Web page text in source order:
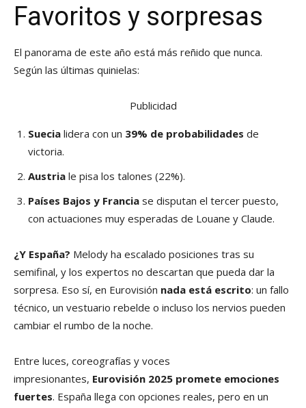
Favoritos y sorpresas
El panorama de este año está más reñido que nunca.
Según las últimas quinielas:
Publicidad
Suecia lidera con un 39% de probabilidades de
victoria.
Austria le pisa los talones (22%).
Países Bajos y Francia se disputan el tercer puesto,
con actuaciones muy esperadas de Louane y Claude.
¿Y España? Melody ha escalado posiciones tras su
semifinal, y los expertos no descartan que pueda dar la
sorpresa. Eso sí, en Eurovisión nada está escrito: un fallo
técnico, un vestuario rebelde o incluso los nervios pueden
cambiar el rumbo de la noche.
Entre luces, coreografías y voces
impresionantes, Eurovisión 2025 promete emociones
fuertes. España llega con opciones reales, pero en un